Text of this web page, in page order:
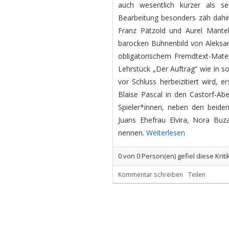
auch wesentlich kürzer als
Bearbeitung besonders zäh
Franz Pätzold und Aurel
barocken Bühnenbild von
obligatorischem Fremdtext-
Lehrstück „Der Auftrag“ wie in
vor Schluss herbeizitiert wird,
Blaise Pascal in den Castorf-
Spieler*innen, neben den
Juans Ehefrau Elvira, Nora
nennen. Weiterlesen
0von 0Person(en) gefiel diese
Kommentar schreiben Teilen